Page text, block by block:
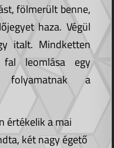
fölmerült benne,
haza. Végül
italt. Mindketten
leomlása egy
a
értékelik a mai
két nagy égető